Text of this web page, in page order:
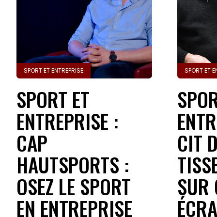
SPORT ET ENTREPRISE
SPORT ET
ENTREPRISE :
CAP
HAUTSPORTS :
OSEZ LE SPORT
EN ENTREPRISE
SPORT ET
CIT
SUR